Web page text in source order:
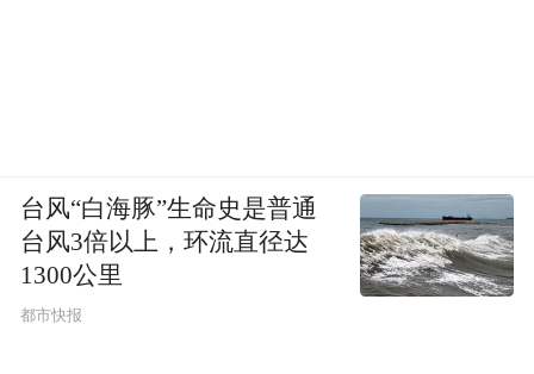
台风“白海豚”生命史是普通
台风3倍以上，环流直径达
1300公里
都市快报